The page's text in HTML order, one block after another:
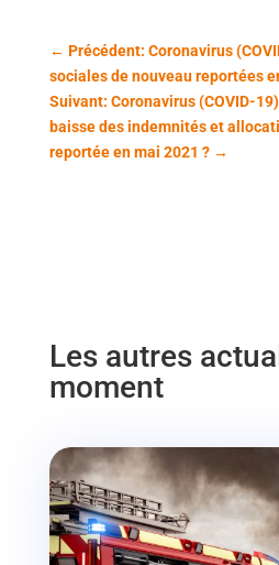
← Précédent: Coronavirus
sociales de nouveau reportées
Suivant: Coronavirus (COVID-
baisse des indemnités et
reportée en mai 2021 ?→
Les autres
moment